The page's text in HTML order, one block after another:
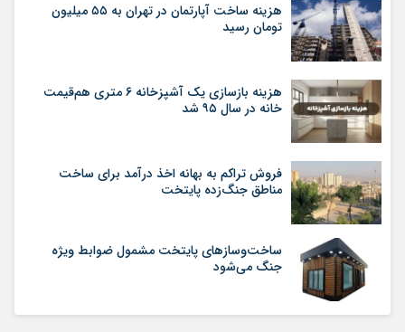
هزینه ساخت آپارتمان در تهران به ۵۵ میلیون
تومان رسید
هزینه بازسازی یک آشپزخانه ۶ متری هم‌قیمت
خانه در سال ۹۵ شد
فروش تراکم به بهانه اخذ درآمد برای ساخت
مناطق جنگ‌زده پایتخت
ساخت‌وسازهای پایتخت مشمول ضوابط ویژه
جنگ می‌شود